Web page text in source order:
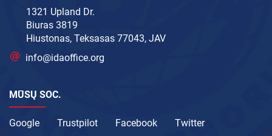
1321 Upland Dr.
Biuras 3819
Hiustonas, Teksasas 77043, JAV
info@idaoffice.org
MŪSŲ SOC.
Google Trustpilot Facebook
Twitter